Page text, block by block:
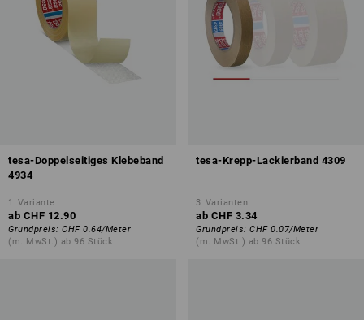
tesa-Doppelseitiges Klebeband
4934
1 Variante
ab CHF 12.90
Grundpreis: CHF 0.64/Meter
(m. MwSt.) ab 96 Stück
tesa-Krepp-Lackierband 4309
3 Varianten
ab CHF 3.34
Grundpreis: CHF 0.07/Meter
(m. MwSt.) ab 96 Stück